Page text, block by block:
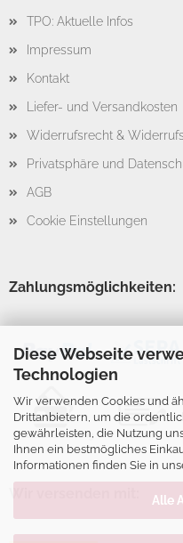
Diese Webseite
Technologien
Wir verwenden Cookies und
Drittanbietern, um die
gewährleisten, die Nutzung
Ihnen ein bestmögliches
Informationen finden Sie in
Alle
TPO: Aktuelle Infos
Impressum
Kontakt
Liefer- und Versandkosten
Widerrufsrecht &
Privatsphäre und
AGB
Cookie Einstellungen
Zahlungsmöglichkeiten: